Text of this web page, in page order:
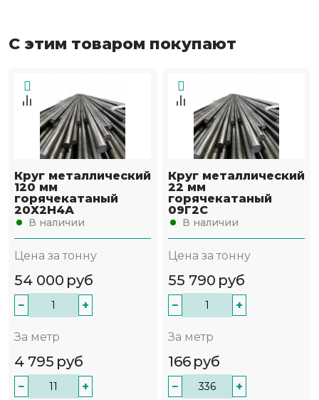
С этим товаром покупают
Круг металлический
120 мм
горячекатаный
20Х2Н4А
В наличии
Цена за тонну
54 000 руб
− +
За метр
4 795 руб
− +
Круг металлический
22 мм
горячекатаный
09Г2С
В наличии
Цена за тонну
55 790 руб
− +
За метр
166 руб
− +